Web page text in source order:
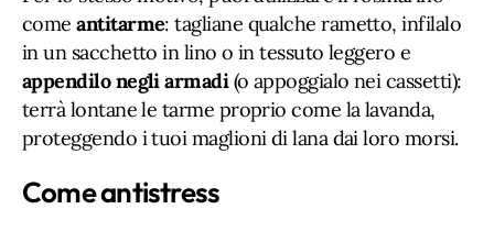
comeantitarme: tagliane qualche rametto, infilalo
in un sacchetto in lino o in tessuto leggero e
appendilo negli armadi(o appoggialo nei cassetti):
terrà lontane le tarme proprio come la lavanda,
proteggendo i tuoi maglioni di lana dai loro morsi.
Come antistress